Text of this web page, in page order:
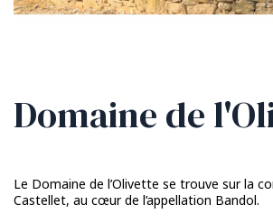
Domaine de
Le Domaine de l’Olivette se trouve sur la
Castellet, au cœur de l’appellation Bandol.